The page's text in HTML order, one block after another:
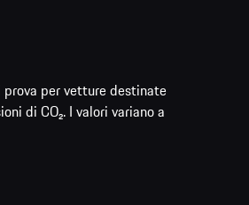
per vetture destinate
di CO₂. I valori variano a